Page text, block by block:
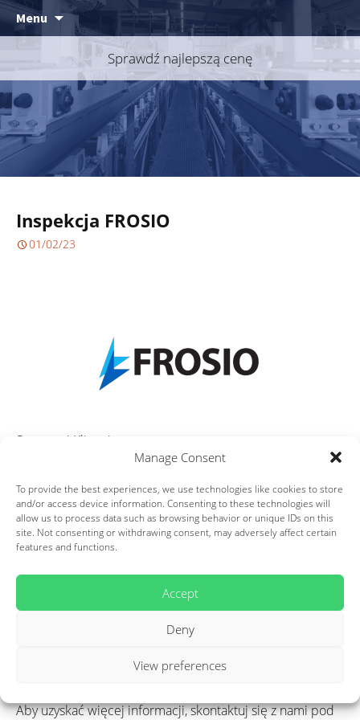
Manage Consent
To provide the best experiences, we use technologies like cookies to store
and/or access device information. Consenting to these technologies will
allow us to process data such as browsing behavior or unique IDs on this
site. Not consenting or withdrawing consent, may adversely affect certain
features and functions.
Accept
Deny
View preferences
Menu
Skip
content
Sprawdź najlepszą cenę
Inspekcja FROSIO
01/02/23
Szanowni Klienci,
FROSIO LEVEL IIIwedług norweskiej normyNS 476.
Teraz dzięki inspektorowi wewnętrznemu z certyfikacją
FROSIOoferujemy naszym klientom usługi na wyższym
poziomie technicznym w zakresie malowania na mokro.
Równolegle z inspekcjąFROSIOwykonujemy powłoki wg
NORSOK M-501, X-004022, C81000, C81001,
Aby uzyskać więcej informacji, skontaktuj się z nami pod